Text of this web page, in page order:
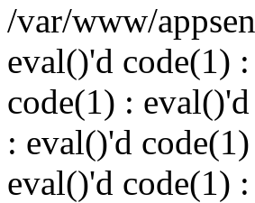
/var/www/
eval()'d code(1)
code(1) :
: eval()'d
eval()'d code(1)